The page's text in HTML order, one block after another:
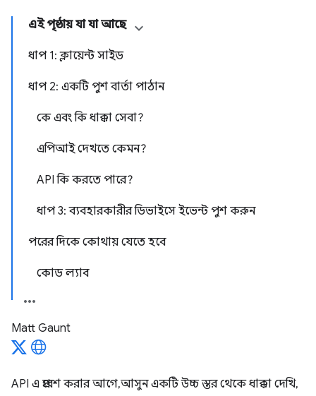
এই পৃষ্ঠায় যা যা আছে
ধাপ 1: ক্লায়েন্ট সাইড
ধাপ 2: একটি পুশ বার্তা পাঠান
কে এবং কি ধাক্কা সেবা?
এপিআই দেখতে কেমন?
API কি করতে পারে?
ধাপ 3: ব্যবহারকারীর ডিভাইসে ইভেন্ট পুশ করুন
পরের দিকে কোথায় যেতে হবে
কোড ল্যাব
Matt Gaunt
API এ প্রবেশ করার আগে, আসুন একটি উচ্চ স্তর থেকে ধাক্কা দেখি,